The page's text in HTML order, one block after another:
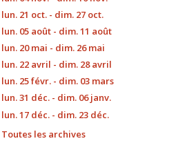
lun. 21 oct. - dim. 27 oct.
lun. 05 août - dim. 11 août
lun. 20 mai - dim. 26 mai
lun. 22 avril - dim. 28 avril
lun. 25 févr. - dim. 03 mars
lun. 31 déc. - dim. 06 janv.
lun. 17 déc. - dim. 23 déc.
Toutes les archives